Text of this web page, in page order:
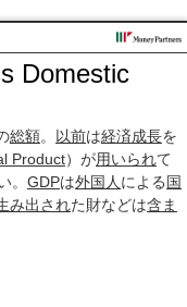
Domestic
総額。 以前は経済成長を
Product）が用いられて
。 GDPは外国人 による 国
み出された財などは含ま